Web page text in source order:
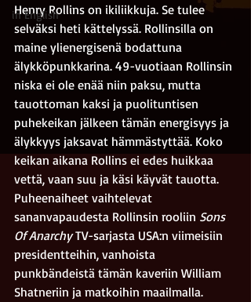
in English
Henry Rollins on ikiliikkuja. Se tulee
selväksi heti kättelyssä. Rollinsilla on
maine ylienergisenä bodattuna
älykköpunkkarina. 49-vuotiaan Rollinsin
niska ei ole enää niin paksu, mutta
tauottoman kaksi ja puolituntisen
puhekeikan jälkeen tämän energisyys ja
älykkyys jaksavat hämmästyttää. Koko
keikan aikana Rollins ei edes huikkaa
vettä, vaan suu ja käsi käyvät tauotta.
Puheenaiheet vaihtelevat
sananvapaudesta Rollinsin rooliin Sons
Of Anarchy TV-sarjasta USA:n viimeisiin
presidentteihin, vanhoista
punkbändeistä tämän kaveriin William
Shatneriin ja matkoihin maailmalla.